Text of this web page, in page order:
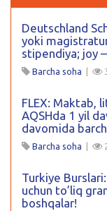
Deutschland
yoki
stipendiya; joy
Barcha soha
FLEX: Maktab,
AQSHda 1 yil
davomida
Barcha soha
Turkiye
uchun to’liq
boshqalar!